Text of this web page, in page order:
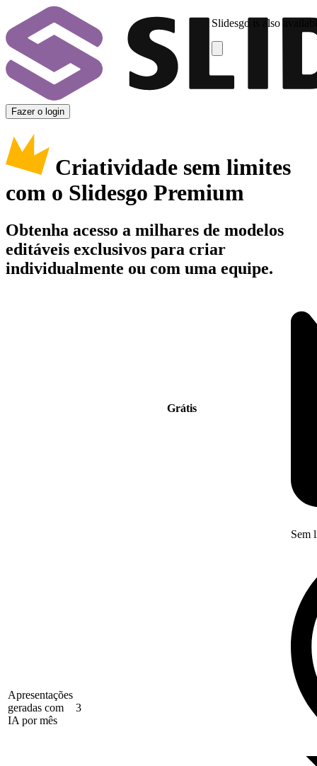
Slidesgo is also
Fazer o login
Criatividade sem limites
com o Slidesgo Premium
Obtenha acesso a milhares de modelos
editáveis exclusivos para criar
individualmente ou com uma equipe.
Grátis
Apresentações
geradas com
IA por mês
3
Sem